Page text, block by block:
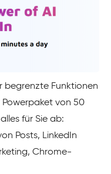
begrenzte Funktionen
Powerpaket von 50
für Sie ab:
Posts, LinkedIn
Chrome-